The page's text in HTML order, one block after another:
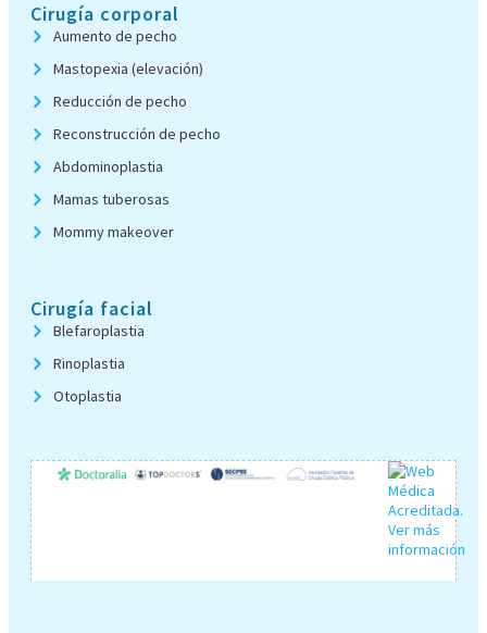
Cirugía corporal
Aumento de pecho
Mastopexia (elevación)
Reducción de pecho
Reconstrucción de pecho
Abdominoplastia
Mamas tuberosas
Mommy makeover
Cirugía facial
Blefaroplastia
Rinoplastia
Otoplastia